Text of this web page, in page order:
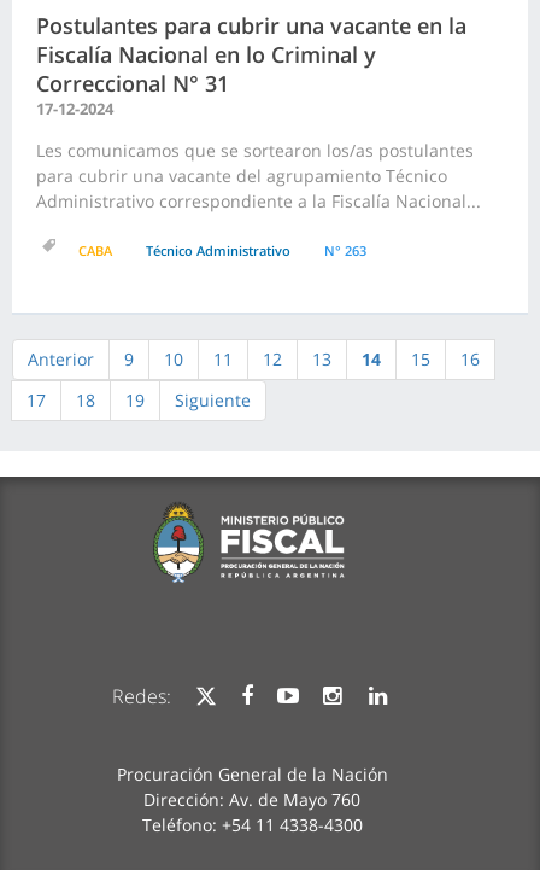
Postulantes para cubrir una vacante en la
Fiscalía Nacional en lo Criminal y
Correccional N° 31
17-12-2024
Les comunicamos que se sortearon los/as postulantes
para cubrir una vacante del agrupamiento Técnico
Administrativo correspondiente a la Fiscalía Nacional...
CABA Técnico Administrativo N° 263
Anterior 9 10 11 12 13 14 15
16
17
18 19 Siguiente
Redes:
Procuración General de la Nación
Dirección: Av. de Mayo 760
Teléfono: +54 11 4338-4300